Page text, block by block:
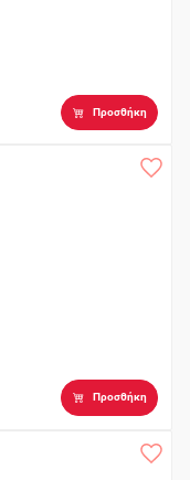
Προσθήκη
Προσθήκη